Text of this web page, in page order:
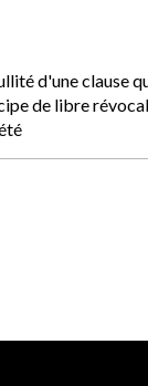
d'une clause
de libre